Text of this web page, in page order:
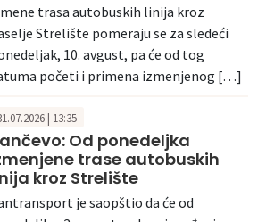
trasa autobuskih linija kroz
Strelište pomeraju se za sledeći
10. avgust, pa će od tog
početi i primena izmenjenog […]
| 13:35
Od ponedeljka
trase autobuskih
kroz Strelište
je saopštio da će od